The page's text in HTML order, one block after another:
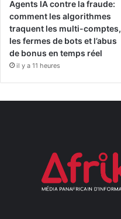
Agents IA contre la fraude:
comment les algorithmes
traquent les multi-comptes,
les fermes de bots et l’abus
de bonus en temps réel
il y a 11 heures